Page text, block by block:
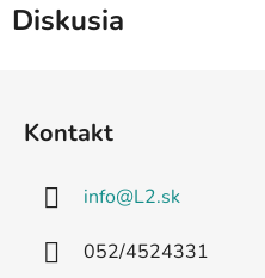
Diskusia
Kontakt
info@L2.sk
052/4524331